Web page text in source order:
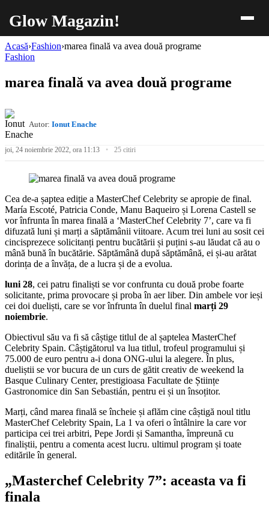
Glow Magazin!
Acasă›Fashion›marea finală va avea două programe
Fashion
marea finală va avea două programe
Autor: Ionut Enache
joi, 24 noiembrie 2022, ora 11:13 25 citiri
Cea de-a șaptea ediție a MasterChef Celebrity se apropie de final.
María Escoté, Patricia Conde, Manu Baqueiro și Lorena Castell se
vor înfrunta în marea finală a ‘MasterChef Celebrity 7’, care va fi
difuzată luni și marți a săptămânii viitoare. Acum trei luni au sosit cei
cincisprezece solicitanți pentru bucătării și puțini s-au lăudat că au o
mână bună în bucătărie. Săptămână după săptămână, ei și-au arătat
dorința de a învăța, de a lucra și de a evolua.
luni 28, cei patru finaliști se vor confrunta cu două probe foarte
solicitante, prima provocare și proba în aer liber. Din ambele vor ieși
cei doi dueliști, care se vor înfrunta în duelul final marți 29
noiembrie.
Obiectivul său va fi să câștige titlul de al șaptelea MasterChef
Celebrity Spain. Câștigătorul va lua titlul, trofeul programului și
75.000 de euro pentru a-i dona ONG-ului la alegere. În plus,
dueliștii se vor bucura de un curs de gătit creativ de weekend la
Basque Culinary Center, prestigioasa Facultate de Științe
Gastronomice din San Sebastián, pentru ei și un însoțitor.
Marți, când marea finală se încheie și aflăm cine câștigă noul titlu
MasterChef Celebrity Spain, La 1 va oferi o întâlnire la care vor
participa cei trei arbitri, Pepe Jordi și Samantha, împreună cu
finaliștii, pentru a comenta acest lucru. ultimul program și toate
editările în general.
„Masterchef Celebrity 7”: aceasta va fi
finala